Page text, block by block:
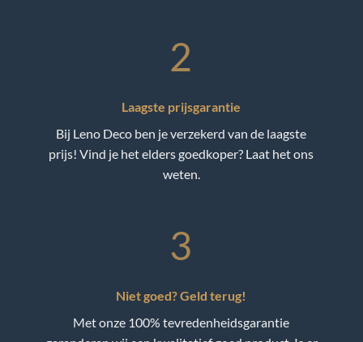
2
Laagste prijsgarantie
Bij Leno Deco ben je verzekerd van de laagste
prijs! Vind je het elders goedkoper? Laat het ons
weten.
3
Niet goed? Geld terug!
Met onze 100% tevredenheidsgarantie